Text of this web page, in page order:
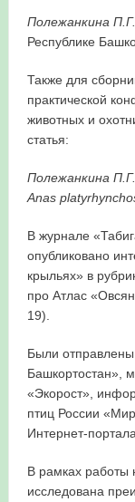
Полежанкина П.Г.
Республике
Также для
практической
животных и
статья:
Полежанкина
Anas
В журнале
опубликовано
крыльях» в
про Атлас
19).
Были
Башкортостан»,
«Экорост»,
птиц России
Интернет-
В рамках работы
исследована